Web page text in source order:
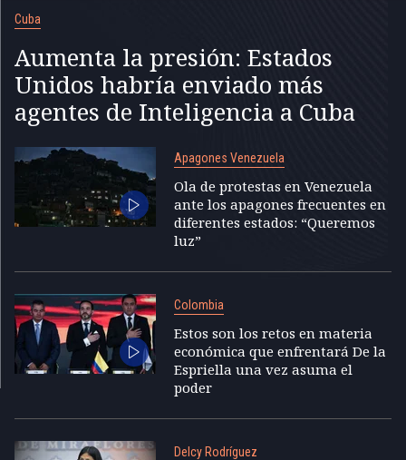
Cuba
Aumenta la presión: Estados
Unidos habría enviado más
agentes de Inteligencia a Cuba
Apagones Venezuela
Ola de protestas en Venezuela
ante los apagones frecuentes en
diferentes estados: “Queremos
luz”
Colombia
Estos son los retos en materia
económica que enfrentará De la
Espriella una vez asuma el
poder
Delcy Rodríguez